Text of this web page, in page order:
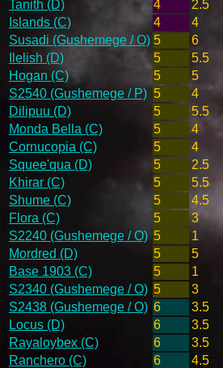
Tanith (D) 4 2.5
Islands (C)
4 4
Susadi (Gushemege / O) 5 6
Ilelish (D)
5 5.5
Hogan (C)
5 5
S2540 (Gushemege / P) 5 4
Dilipuu (D)
5 5.5
Monda Bella (C)
5 4
Cornucopia (C)
5 4
Squee'qua (D)
5 2.5
Khirar (C)
5 5.5
Shume (C)
5 4.5
Flora (C)
5 3
S2240 (Gushemege / O) 5 1
Mordred (D)
5 5
Base 1903 (C)
5 1
S2340 (Gushemege / O) 5 3
S2438 (Gushemege / O) 6 3.5
Locus (D)
6 3.5
Rayaloybex (C)
6 3.5
Ranchero (C)
6 4.5